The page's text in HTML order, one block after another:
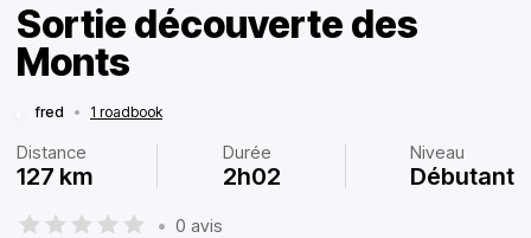
Sortie découverte des
Monts
fred • 1 roadbook
Distance
127 km
Durée
2h02
Niveau
Débutant
• 0 avis